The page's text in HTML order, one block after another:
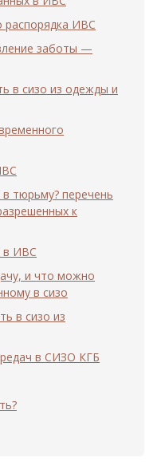
распорядка ИВС
заботы —
в сизо из одежды и
тюрьму? перечень
к
в ИВС
и что можно
в сизо
в сизо из
в СИЗО КГБ